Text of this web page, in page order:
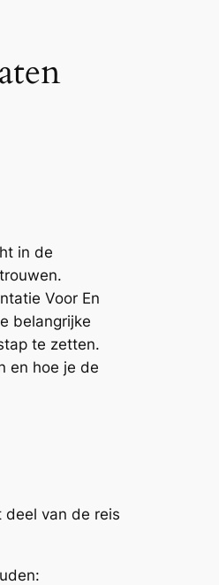
in de
Voor En
belangrijke
te zetten.
en hoe je de
van de reis